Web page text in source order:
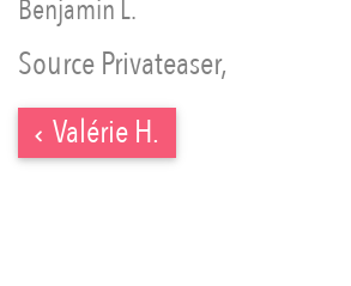
Benjamin L.
Source Privateaser
Valérie H.